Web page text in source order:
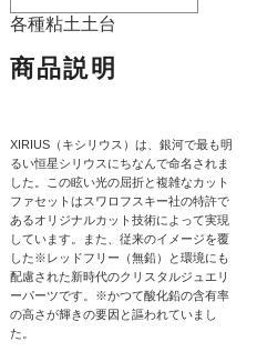
各種粘土土台
商品説明
XIRIUS（キシリウス）は、銀河で最も明
るい恒星シリウスにちなんで命名されま
した。この眩い光の屈折と複雑なカット
ファセットはスワロフスキー社の特許で
あるオリジナルカット技術によって実現
しています。また、従来のイメージを覆
した※レッドフリー（無鉛）と環境にも
配慮された新時代のクリスタルジュエリ
ーパーツです。※かつて酸化鉛の含有率
の高さが輝きの要因と謳われていまし
た。